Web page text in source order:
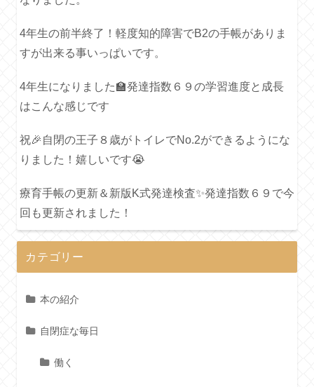
4年生の前半終了！軽度知的障害でB2の手帳がありま
すが出来る事いっぱいです。
4年生になりました🏫発達指数６９の学習進度と成長
はこんな感じです
祝🎉自閉の王子８歳がトイレでNo.2ができるようにな
りました！嬉しいです😭
療育手帳の更新＆新版K式発達検査✨発達指数６９で今
回も更新されました！
カテゴリー
本の紹介
自閉症な毎日
働く